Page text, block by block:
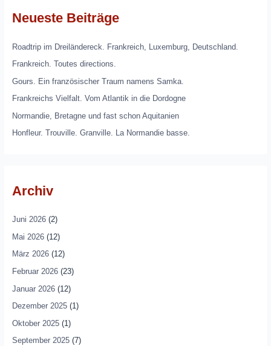
Neueste Beiträge
Roadtrip im Dreiländereck. Frankreich, Luxemburg, Deutschland.
Frankreich. Toutes directions.
Gours. Ein französischer Traum namens Samka.
Frankreichs Vielfalt. Vom Atlantik in die Dordogne
Normandie, Bretagne und fast schon Aquitanien
Honfleur. Trouville. Granville. La Normandie basse.
Archiv
Juni 2026(2)
Mai 2026(12)
März 2026(12)
Februar 2026(23)
Januar 2026(12)
Dezember 2025(1)
Oktober 2025(1)
September 2025(7)